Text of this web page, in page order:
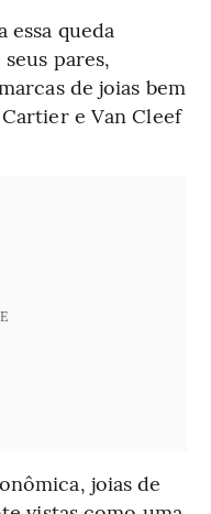
queda
pares,
de joias bem
e Van Cleef
joias de